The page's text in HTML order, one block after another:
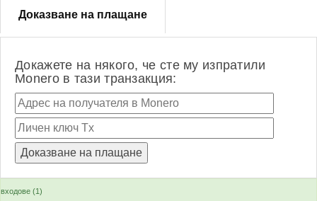
Доказване на плащане
Докажете на някого, че сте му изпратили
Monero в тази транзакция:
входове (1)